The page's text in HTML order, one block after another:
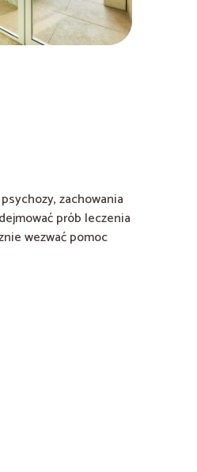
zachowania
prób leczenia
wezwać pomoc